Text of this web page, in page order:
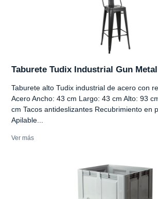
Taburete Tudix Industrial Gun
Taburete alto Tudix industrial de acero con
Acero Ancho: 43 cm Largo: 43 cm Alto: 93
cm Tacos antideslizantes Recubrimiento en
Apilable...
Ver más